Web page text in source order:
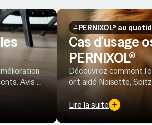
Avis et
PERNIXOL® au
Cas d'usage
PERNIXOL®
Découvrez comment
ont aidé Noisette,
confort et qualité de vie.
Lire la suite